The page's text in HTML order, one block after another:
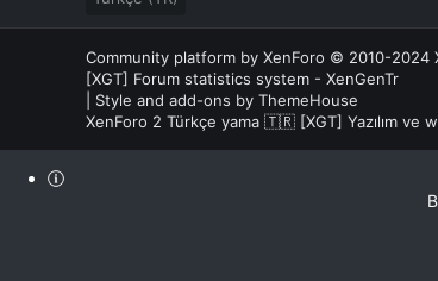
Community platform by XenForo © 2010-2024
[XGT] Forum statistics system - XenGenTr
Style and add-ons by ThemeHouse
XenForo 2 Türkçe yama 🇹🇷 [XGT] Yazılım ve